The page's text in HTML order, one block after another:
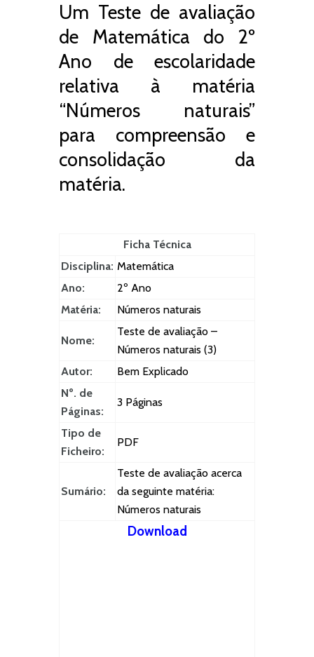
Um Teste de avaliação
de Matemática do 2º
Ano de escolaridade
relativa à matéria
“Números naturais”
para compreensão e
consolidação da
matéria.
Ficha Técnica
Disciplina: Matemática
Ano:
2º Ano
Matéria:
Números naturais
Nome:
Teste de avaliação –
Números naturais (3)
Autor:
Bem Explicado
Nº. de
Páginas:
3 Páginas
Tipo de
Ficheiro:
PDF
Sumário:
Teste de avaliação acerca
da seguinte matéria:
Números naturais
Download